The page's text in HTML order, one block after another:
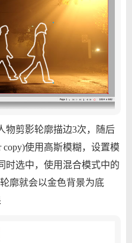
剪影轮廓描边3次，随后
copy)使用高斯模糊，设置模
时选中，使用混合模式中的
廓就会以金色背景为底